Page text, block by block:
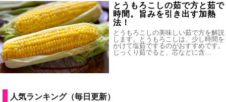
とうもろこしの茹で方と茹で
時間。旨みを引き出す加熱
法！
とうもろこしの美味しい茹で方を解説
します。とうもろこしは、少し時間を
かけて塩茹でするのがおすすめです。
じっくり茹でると、芯などに含…
人気ランキング（毎日更新）